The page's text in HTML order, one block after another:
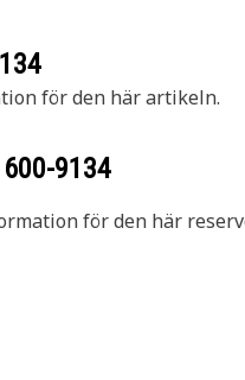
för den här artikeln.
600-9134
för den här